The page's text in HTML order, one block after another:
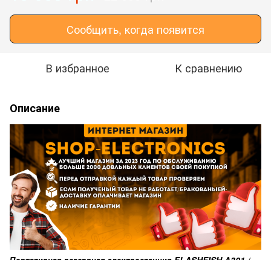
Сообщить, когда появится
В избранное К сравнению
Описание